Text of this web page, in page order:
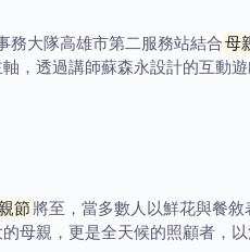
務大隊高雄市第二服務站結合母
，透過講師蘇森永設計的互動
節 將至，當多數人以鮮花與餐
母親，更是全天候的照顧者，